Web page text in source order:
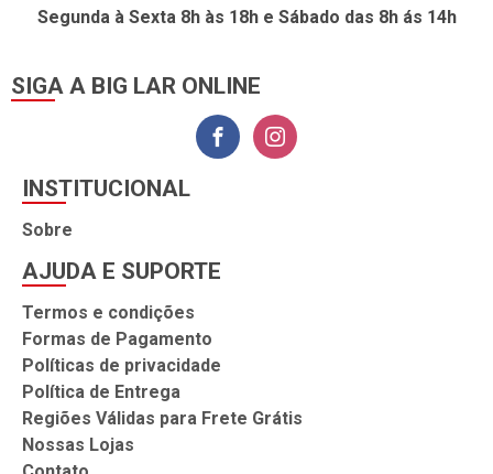
Segunda à Sexta 8h às 18h e Sábado das 8h ás 14h
SIGA A BIG LAR ONLINE
INSTITUCIONAL
Sobre
AJUDA E SUPORTE
Termos e condições
Formas de Pagamento
Políticas de privacidade
Política de Entrega
Regiões Válidas para Frete Grátis
Nossas Lojas